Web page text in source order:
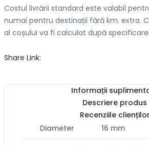
Costul livrării standard este valabil
numai pentru destinații fără km. extra.
al coșului va fi calculat după
Share Link:
Informații
Descriere produs
Recenziile clienților
Diameter
16 mm